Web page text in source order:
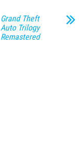
Grand Theft
Auto Trilogy
Remastered